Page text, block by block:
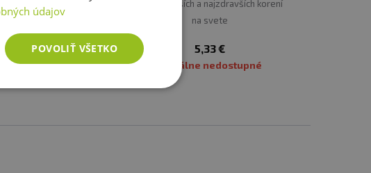
obľúbených
droždie.
3,01 €
nedostupné
najchutnejších a najzdravších korení
na svete
5,33 €
Aktuálne nedostupné
údajov
POVOLIŤ VŠETKO